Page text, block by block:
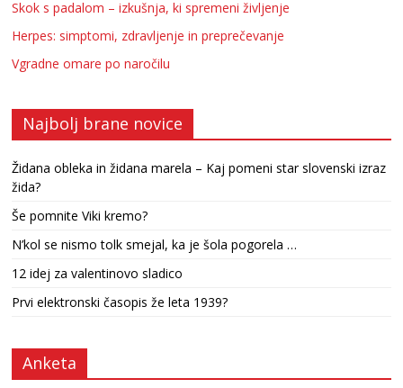
Skok s padalom – izkušnja, ki spremeni življenje
Herpes: simptomi, zdravljenje in preprečevanje
Vgradne omare po naročilu
Najbolj brane novice
Židana obleka in židana marela – Kaj pomeni star slovenski izraz
žida?
Še pomnite Viki kremo?
N’kol se nismo tolk smejal, ka je šola pogorela …
12 idej za valentinovo sladico
Prvi elektronski časopis že leta 1939?
Anketa